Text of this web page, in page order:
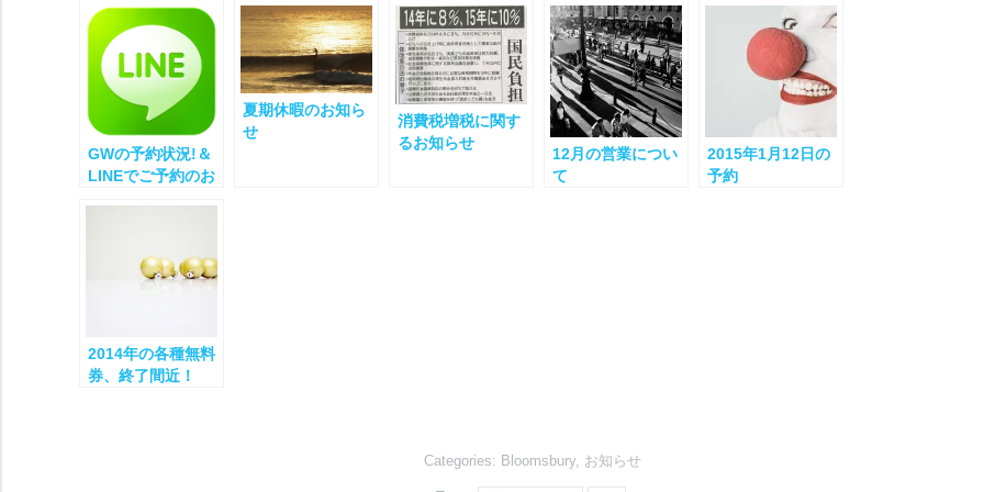
GWの予約状況!＆
LINEでご予約のお
夏期休暇のお知ら
せ
消費税増税に関す
るお知らせ
12月の営業につい
て
2015年1月12日の
予約
2014年の各種無料
券、終了間近！
Categories: Bloomsbury, お知らせ